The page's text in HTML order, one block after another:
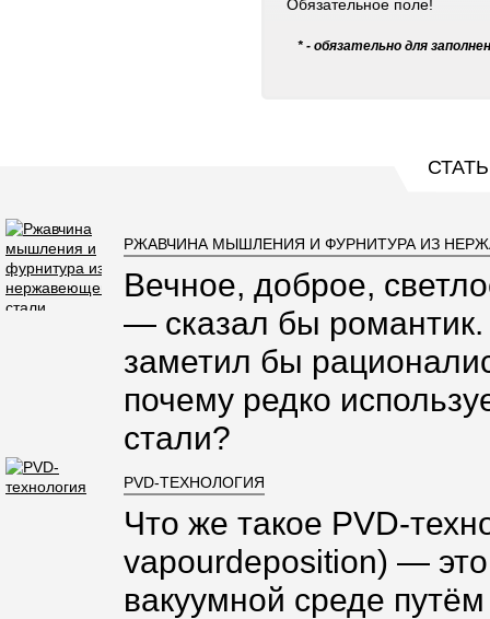
Обязательное поле!
* - обязательно для
РЖАВЧИНА МЫШЛЕНИЯ И ФУРНИТУРА ИЗ
Вечное, доброе,
— сказал бы
заметил бы
почему редко
стали?
PVD-ТЕХНОЛОГИЯ
Что же такое PVD-
vapourdeposition) —
вакуумной среде